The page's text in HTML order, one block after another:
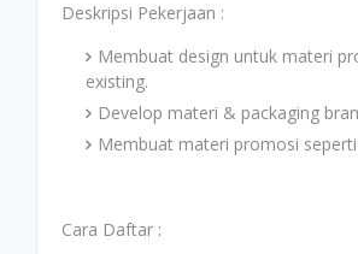
Deskripsi Pekerjaan :
Membuat design untuk materi
existing.
Develop materi & packaging
Membuat materi promosi
Cara Daftar :